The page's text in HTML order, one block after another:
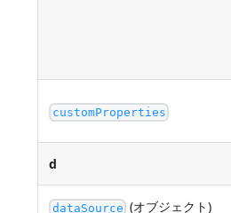
customProperties
d
dataSource (オブジェクト)